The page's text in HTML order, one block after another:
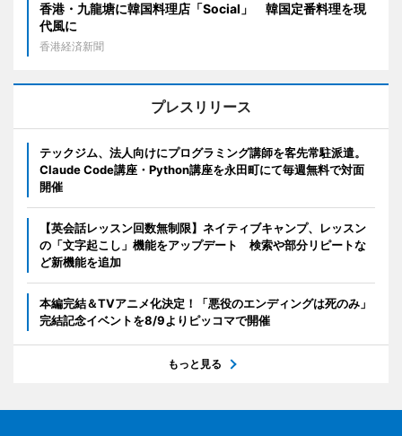
香港・九龍塘に韓国料理店「Social」 韓国定番料理を現
代風に
香港経済新聞
プレスリリース
テックジム、法人向けにプログラミング講師を客先常駐派遣。
Claude Code講座・Python講座を永田町にて毎週無料で対面
開催
【英会話レッスン回数無制限】ネイティブキャンプ、レッスン
の「文字起こし」機能をアップデート 検索や部分リピートな
ど新機能を追加
本編完結＆TVアニメ化決定！「悪役のエンディングは死のみ」
完結記念イベントを8/9よりピッコマで開催
もっと見る